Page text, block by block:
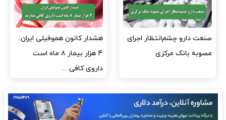
صنعت دارو چشم‌انتظار اجرای
مصوبه بانک مرکزی
هشدار کانون هموفیلی ایران:
۴ هزار بیمار ۸ ماه است
داروی کافی…